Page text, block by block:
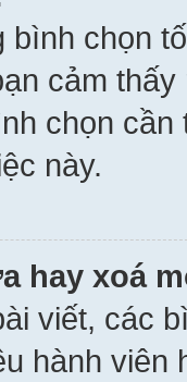
chọn
cảm
chọn
này.
hay xoá
viết, các
hành